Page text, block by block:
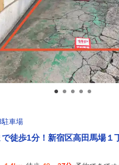
車場
徒歩1分！新宿区高田馬場１